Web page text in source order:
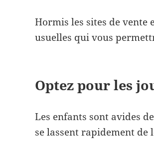
Hormis les sites de
usuelles qui vous
Optez pour les
Les enfants sont avides
se lassent rapidement de